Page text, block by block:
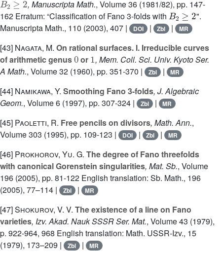
, Manuscripta Math., Volume 36(1981/82), pp. 147-
162 Erratum: “Classification of Fano 3-folds with
B2≥2
".
Manuscripta Math., 110 (2003), 407 |
DOI | Zbl | MR
[43] Nagata, M. On rational surfaces. I. Irreducible curves
of arithmetic genus
0
or
1
, Mem. Coll. Sci. Univ. Kyoto Ser.
A Math., Volume 32 (1960), pp. 351-370 | Zbl | MR
[44] Namikawa, Y. Smoothing Fano 3-folds, J. Algebraic
Geom., Volume 6 (1997), pp. 307-324 | Zbl | MR
[45] Paoletti, R. Free pencils on divisors, Math. Ann.,
Volume 303 (1995), pp. 109-123 | DOI | Zbl | MR
[46] Prokhorov, Yu. G. The degree of Fano threefolds
with canonical Gorenstein singularities, Mat. Sb., Volume
196 (2005), pp. 81-122 English translation: Sb. Math., 196
(2005), 77–114 |
Zbl | MR
[47]Shokurov, V. V. The existence of a line on Fano
varieties, Izv. Akad. Nauk SSSR Ser. Mat., Volume 43 (1979),
p. 922-964, 968 English translation: Math. USSR-Izv., 15
(1979), 173–209 |
Zbl | MR